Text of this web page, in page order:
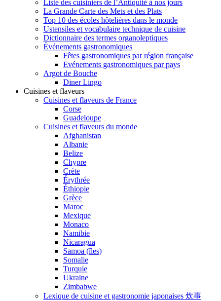
Liste des cuisiniers de l’Antiquité à nos jours
La Grande Carte des Mets et des Plats
Top 10 des écoles hôtelières dans le monde
Ustensiles et vocabulaire technique de cuisine
Dictionnaire des termes organoleptiques
Événements gastronomiques
Fêtes gastronomiques par région française
Evénements gastronomiques par pays
Argot de Bouche
Diner Lingo
Cuisines et flaveurs
Cuisines et flaveurs de France
Corse
Guadeloupe
Cuisines et flaveurs du monde
Afghanistan
Albanie
Belize
Chypre
Crète
Érythrée
Éthiopie
Grèce
Maroc
Mexique
Monaco
Namibie
Nicaragua
Samoa (îles)
Somalie
Turquie
Ukraine
Zimbabwe
Lexique de cuisine et gastronomie japonaises 炊事